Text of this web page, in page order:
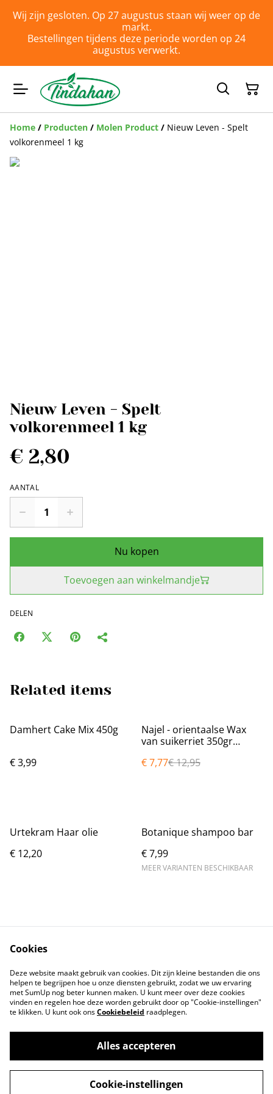
Wij zijn gesloten. Op 27 augustus staan wij weer op de
markt.
Bestellingen tijdens deze periode worden op 24
augustus verwerkt.
Home / Producten / Molen Product / Nieuw Leven - Spelt
volkorenmeel 1 kg
Nieuw Leven - Spelt
volkorenmeel 1 kg
€ 2,80
AANTAL
Nu kopen
Toevoegen aan winkelmandje
DELEN
Related items
Damhert Cake Mix 450g
€ 3,99
%
Najel - orientaalse Wax
van suikerriet 350gr
€ 7,77€ 12,95
Urtekram Haar olie
€ 12,20
Botanique shampoo bar
€ 7,99
MEER VARIANTEN BESCHIKBAAR
Contact
Voorwaarden
Privacybeleid
Cookiebeleid
©2026Tindahan Reform
Cookies
Deze website maakt gebruik van cookies. Dit zijn kleine bestanden die ons
helpen te begrijpen hoe u onze diensten gebruikt, zodat we uw ervaring
met SumUp nog beter kunnen maken. U kunt meer over deze cookies
vinden en regelen hoe deze worden gebruikt door op "Cookie-instellingen"
te klikken. U kunt ook onsCookiebeleid raadplegen.
Alles accepteren
Cookie-instellingen